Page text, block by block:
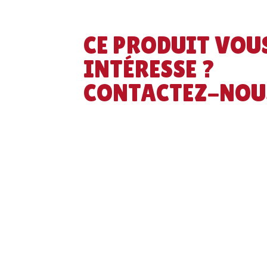
CE PRODUIT
INTÉRESSE ?
CONTACTEZ-